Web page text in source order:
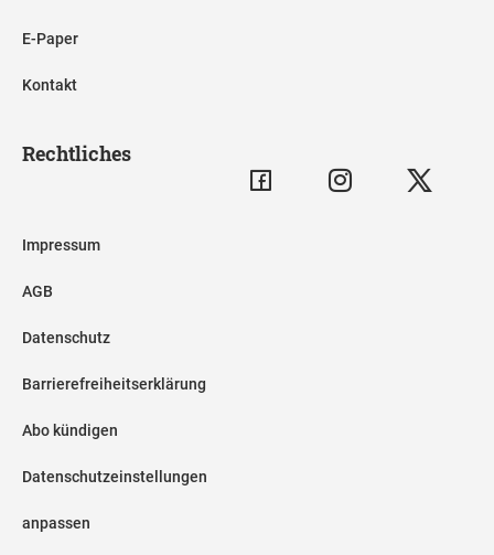
E-Paper
Kontakt
Rechtliches
Impressum
AGB
Datenschutz
Barrierefreiheitserklärung
Abo kündigen
Datenschutzeinstellungen
anpassen